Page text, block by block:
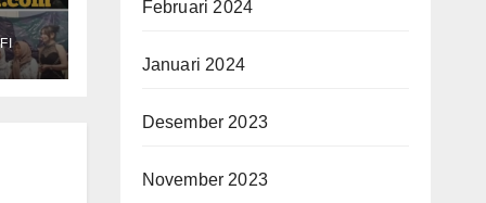
Februari 2024
Januari 2024
Desember 2023
November 2023